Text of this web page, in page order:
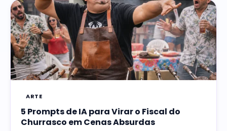
ARTE
5 Prompts de IA para Virar o Fiscal do
Churrasco em Cenas Absurdas